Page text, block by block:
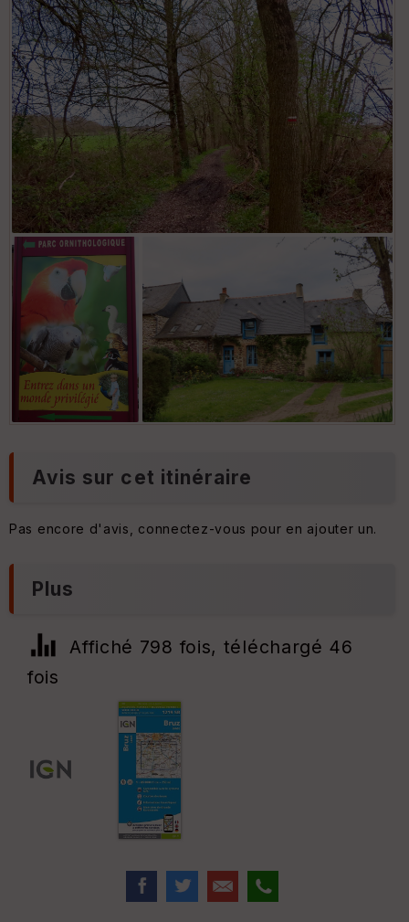
Avis sur cet itinéraire
Pas encore d'avis, connectez-vous pour en ajouter un.
Plus
Affiché 798 fois, téléchargé 46
fois